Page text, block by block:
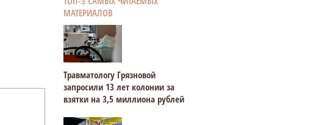
МАТЕРИАЛОВ
Травматологу Грязновой
запросили 13 лет колонии за
взятки на 3,5 миллиона рублей